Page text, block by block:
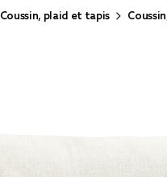
Coussin, plaid et tapis